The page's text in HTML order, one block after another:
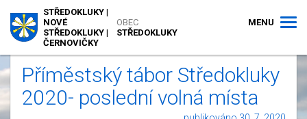
OBEC
STŘEDOKLUKY
STŘEDOKLUKY |
NOVÉ
STŘEDOKLUKY |
ČERNOVIČKY
MENU
Příměstský tábor Středokluky
2020- poslední volná místa